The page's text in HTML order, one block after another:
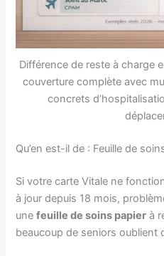
Différence de reste à charge
couverture complète avec
concrets
Qu’en est-il de : Feuille de
Si votre carte Vitale ne
à jour depuis 18 mois,
unefeuille de soins papier à
beaucoup de seniors oublient